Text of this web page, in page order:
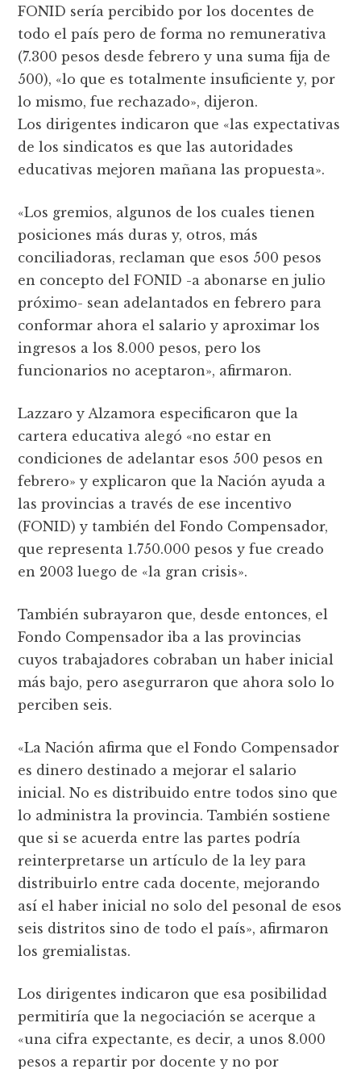
FONID sería percibido por los docentes de
todo el país pero de forma no remunerativa
(7.300 pesos desde febrero y una suma fija de
500), «lo que es totalmente insuficiente y, por
lo mismo, fue rechazado», dijeron.
Los dirigentes indicaron que «las expectativas
de los sindicatos es que las autoridades
educativas mejoren mañana las propuesta».
«Los gremios, algunos de los cuales tienen
posiciones más duras y, otros, más
conciliadoras, reclaman que esos 500 pesos
en concepto del FONID -a abonarse en julio
próximo- sean adelantados en febrero para
conformar ahora el salario y aproximar los
ingresos a los 8.000 pesos, pero los
funcionarios no aceptaron», afirmaron.
Lazzaro y Alzamora especificaron que la
cartera educativa alegó «no estar en
condiciones de adelantar esos 500 pesos en
febrero» y explicaron que la Nación ayuda a
las provincias a través de ese incentivo
(FONID) y también del Fondo Compensador,
que representa 1.750.000 pesos y fue creado
en 2003 luego de «la gran crisis».
También subrayaron que, desde entonces, el
Fondo Compensador iba a las provincias
cuyos trabajadores cobraban un haber inicial
más bajo, pero asegurraron que ahora solo lo
perciben seis.
«La Nación afirma que el Fondo Compensador
es dinero destinado a mejorar el salario
inicial. No es distribuido entre todos sino que
lo administra la provincia. También sostiene
que si se acuerda entre las partes podría
reinterpretarse un artículo de la ley para
distribuirlo entre cada docente, mejorando
así el haber inicial no solo del pesonal de esos
seis distritos sino de todo el país», afirmaron
los gremialistas.
Los dirigentes indicaron que esa posibilidad
permitiría que la negociación se acerque a
«una cifra expectante, es decir, a unos 8.000
pesos a repartir por docente y no por